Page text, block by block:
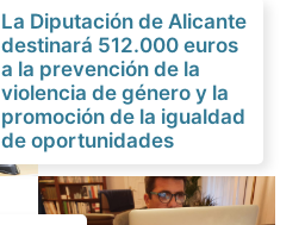
La Diputación de Alicante
destinará 512.000 euros
a la prevención de la
violencia de género y la
promoción de la igualdad
de oportunidades